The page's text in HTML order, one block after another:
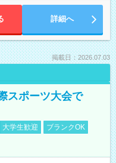
詳細へ
掲載日：2026.07.03
スポーツ大会で
大学生歓迎
ブランクOK